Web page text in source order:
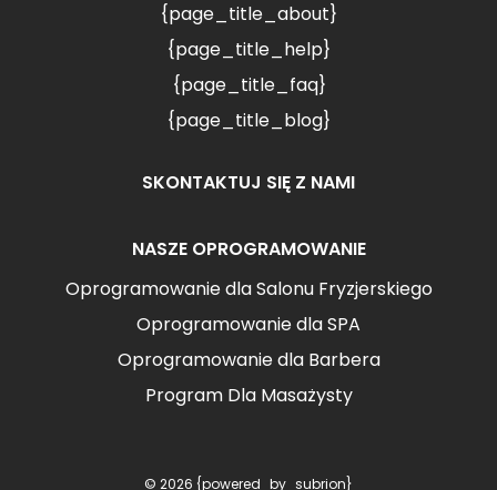
{page_title_about}
{page_title_help}
{page_title_faq}
{page_title_blog}
SKONTAKTUJ SIĘ Z NAMI
NASZE OPROGRAMOWANIE
Oprogramowanie dla Salonu Fryzjerskiego
Oprogramowanie dla SPA
Oprogramowanie dla Barbera
Program Dla Masażysty
© 2026 {powered_by_subrion}